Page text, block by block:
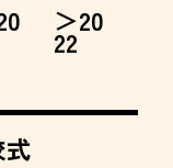
20
22